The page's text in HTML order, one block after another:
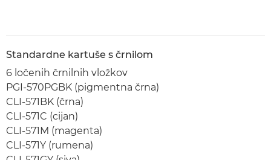
Standardne kartuše s črnilom
6 ločenih črnilnih vložkov
PGI-570PGBK (pigmentna črna)
CLI-571BK (črna)
CLI-571C (cijan)
CLI-571M (magenta)
CLI-571Y (rumena)